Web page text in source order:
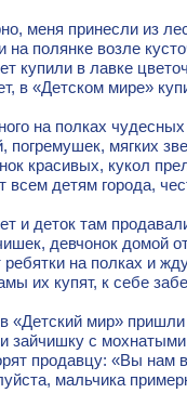
меня принесли из
на полянке возле
купили в лавке
в «Детском мире»
на полках
погремушек, мягких
красивых, кукол
всем детям города,
и деток там
девчонок домой
на полках и
их купят, к себе
«Детский мир»
зайчишку с
продавцу: «Вы нам
мальчика